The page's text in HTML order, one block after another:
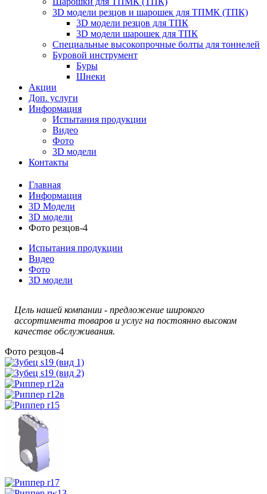
3D модели резцов и шарошек для ТПМК (ТПК)
3D модели резцов для ТПК
3D модели шарошек для ТПК
Специальные высокопрочные болты для тоннелей
Буровой инструмент
Буры
Шнеки
Акции
Доп. услуги
Информация
Испытания продукции
Видео
Фото
3D модели
Контакты
Главная
Информация
3D Модели
3D модели
Фото резцов-4
Испытания продукции
Видео
Фото
3D модели
Цель нашей компании - предложение широкого
ассортимента товаров и услуг на постоянно высоком
качестве обслуживания.
Фото резцов-4